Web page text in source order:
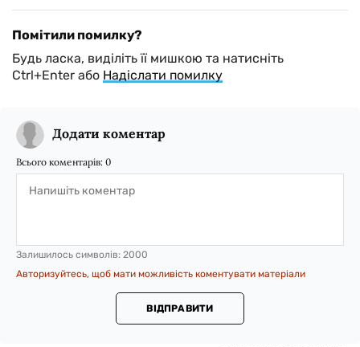
Помітили помилку?
Будь ласка, виділіть її мишкою та натисніть
Ctrl+Enter або Надіслати помилку
Додати коментар
Всього коментарів: 0
Залишилось символів: 2000
Авторизуйтесь, щоб мати можливість коментувати матеріали
ВІДПРАВИТИ